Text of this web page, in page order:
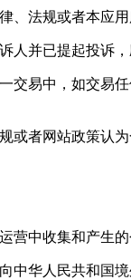
、法规或者本应
人并已提起投诉
交易中，如交易
或者网站政策认为
营中收集和产生
中华人民共和国